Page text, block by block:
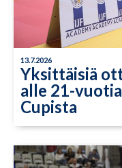
13.7.2026
Yksittäisiä
alle 21-
Cupista